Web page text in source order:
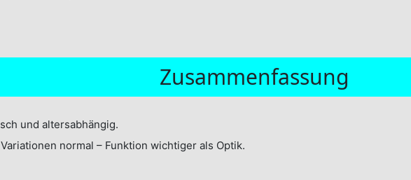
Zusammenfassung
und altersabhängig.
normal – Funktion wichtiger als Optik.